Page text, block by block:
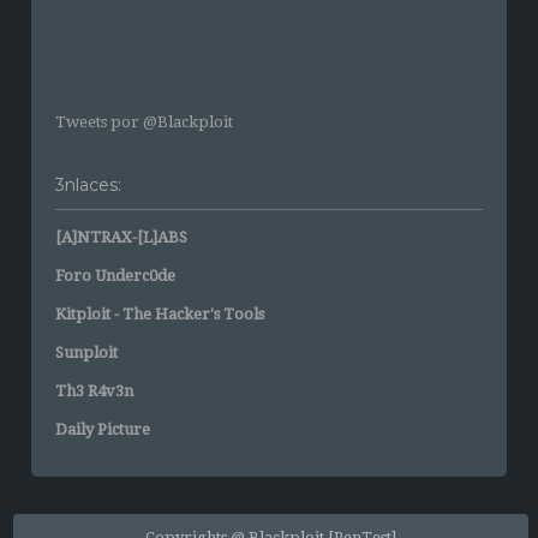
Tweets por @Blackploit
3nlaces:
[A]NTRAX-[L]ABS
Foro Underc0de
Kitploit - The Hacker's Tools
Sunploit
Th3 R4v3n
Daily Picture